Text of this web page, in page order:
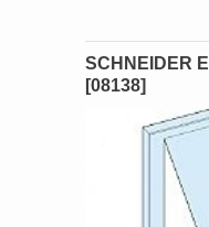
SCHNEIDER
[08138]